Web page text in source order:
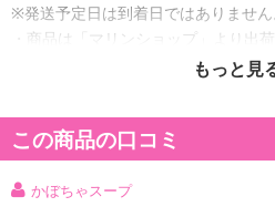
※発送予定日は到着日ではありません
・商品は「マリンショップ」より出荷
商品詳細
もっと見
この商品の口コミ
かぼちゃスープ